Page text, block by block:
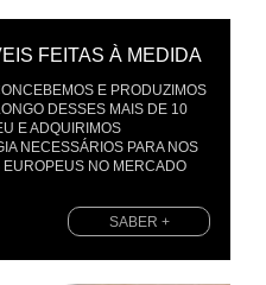
FEITAS À MEDIDA
E PRODUZIMOS
DESSES MAIS DE 10
E ADQUIRIMOS
NECESSÁRIOS PARA NOS
NO MERCADO